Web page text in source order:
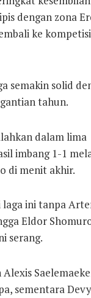
dengan zona
ke kompetisi
semakin solid
tahun.
dalam lima
imbang 1-1
di menit akhir.
ini tanpa
Eldor
serang.
sementara